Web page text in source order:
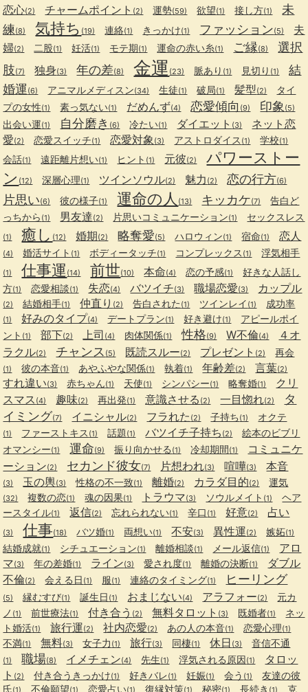
恋心(2) チャームポイント (2) 運勢(59) 欲望(1) 接し方(1)
未
練(8) 気持ち (19) 連絡(1) きっかけ(1) ファッション(5)
夫
婦(2) 二股(1) 妊活(1) モテ期(1) 運命の赤い糸(1) ご縁(8)
選択
肢(7) 独身(3) 年の差(8) 金運 (23) 脈あり (1) 見切り (1)
結
婚運(6) アニマルメディスン(34) 生徒(1) 破局(1) 髪型(2)
タイ
プの女性(1) 素っ気ない(1) だめんず(4) 恋愛傾向 (9) 印象 (5)
出会い運(1) 自分磨き (6) 冷たい(1) ダイエット (3)
ネット恋
愛(2) 恋愛スイッチ(1) 恋愛対象(3) アストロダイス (1) 学校(1)
会話(1) 遠距離片想い(1) ヒント (1) 元彼(2)
パワーストー
ン (12) 深層心理(1) ツインソウル(2) 魅力 (2) 恋の行方(6)
片思い(6) 彼の様子(1) 運命の人 (13) キッカケ(7)
告白ど
っちから (1) 男友達(2) 片思いコミュニケーション(1) セックスレス
(1) 癒し (12) 婚期(2) 略奪愛(5) ハロウィン(1) 宿命(1) 恋人
(4) 婚活サイト (1) ボディータッチ(1) コンプレックス (1) 浮気相手
(1) 仕事運 (14) 前世(10) 本命(4) 恋の予感(1)
好きな人話し
方(1) 恋愛相談(1) 失恋(4) バツイチ(3) 職場恋愛(3) カップル
(2) 結婚相手(1) 仲直り (2) 告白された (1) ツインレイ (1) 成功率
(1) 好みのタイプ(4) デートプラン(1) 好き避け(1)
アピールポイ
ント (1) 部下(2) 上司 (4) 肉体関係(1) 性格(9) W不倫(4)
４オ
ラクル(2) チャンス (5) 既読スルー(2) プレゼント (2) 再会
(1) 彼の本音(1) あやふやな関係(1) 執着(1) 年齢差(2) 言葉(2)
すれ違い(3) 赤ちゃん(1) 天使(1) シンパシー(1) 略奪婚(1)
クリ
スマス (4) 趣味(2) 再出発(1) 意識させる (2) 一目惚れ(2)
タ
イミング(7) イニシャル(2) フラれた (2) 子持ち(1) オクテ
(1) ファーストキス (1) 話題(1) バツイチ子持ち (2)
絵本のビブリ
オマンシー(1) 運命(9) 振り向かせる (1) 冷却期間(1)
コミュニケ
ーション(2) セカンド彼女(7) 片想われ(3) 喧嘩(3) 本音
(3) 玉の輿(3) 性格の不一致(1) 離婚(2) カラダ目的(2) 運気
(32) 複数の恋(1) 魂の因果(1) トラウマ(3) ソウルメイト (1)
ヘア
ースタイル(1) 返信(2) 忘れられない(1) 辛口 (1) 好意(2) 占い
(3) 仕事(18) バツ婚(1) 両想い(1) 不安(3) 異性運(2) 嫉妬(1)
結婚成就(1) シチュエーション(1) 離婚相談(1) メール返信(1)
アロ
マ(3) 年の差婚(1) ライン(3) 愛され度(1) 離婚の決断(1)
ダブル
不倫(2) 会える日 (1) 服(1) 連絡のタイミング(1) ヒーリング
(5) 縁むすび(1) 誕生日 (1) おまじない(4) アラフォー(2)
元カ
ノ (1) 前世療法(1) 付き合う (2) 無料タロット (3) 既婚者(1)
ネッ
ト婚活(1) 旅行運(2) 社内恋愛(2) あの人の本音(1) 恋愛心理(1)
不満(1) 無料(3) 女子力 (1) 旅行(3) 同棲(1) 休日 (3) 音信不通
(1) 職場(8) イメチェン(4) 先生(1) 浮気される原因(1)
タロッ
ト (2) 付き合うきっかけ(1) 好きバレ(1) 妊娠(1) 会う (1)
友達の彼
氏(1) 不倫願望(1) 恋愛占い(1) 復縁対策(1) 秘密(1) 長続き (1) 克